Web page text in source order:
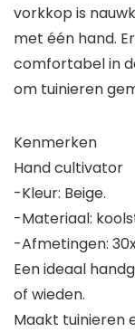
vorkkop is
met één hand.
comfortabel in
om tuinieren
Kenmerken
Hand cultivator
-Kleur: Beige.
-Materiaal:
-Afmetingen:
Een ideaal
of wieden.
Maakt tuinieren